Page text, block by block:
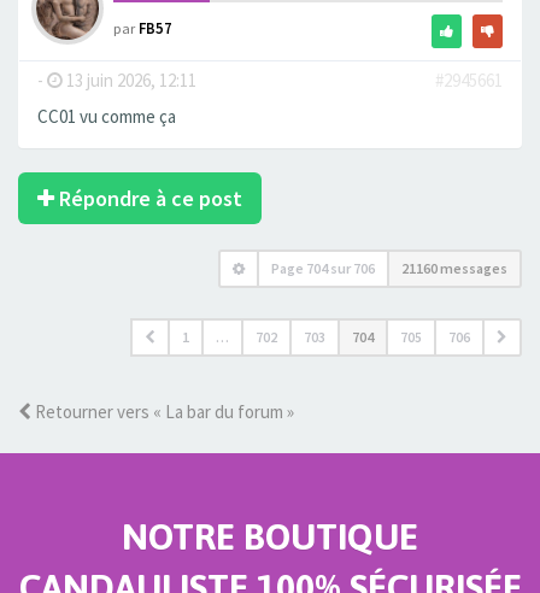
parFB57
- 13 juin 2026, 12:11
#2945661
CC01 vu comme ça
Répondre à ce post
Page 704sur 706 21160 messages
1 … 702 703 704 705 706
Retourner vers « La bar du forum »
NOTRE BOUTIQUE